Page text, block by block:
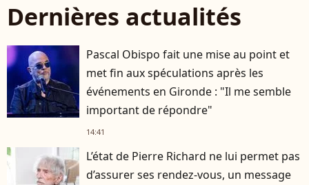
Dernières actualités
Pascal Obispo fait une mise au point et
met fin aux spéculations après les
événements en Gironde : "Il me semble
important de répondre"
14:41
L’état de Pierre Richard ne lui permet pas
d’assurer ses rendez-vous, un message